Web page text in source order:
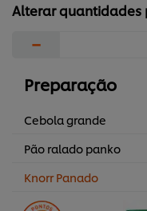
Alterar quantidades
−
Preparação
Cebola grande
Pão ralado panko
Knorr Panado